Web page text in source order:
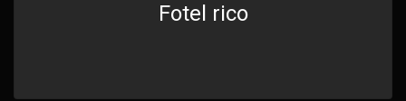
Fotel rico